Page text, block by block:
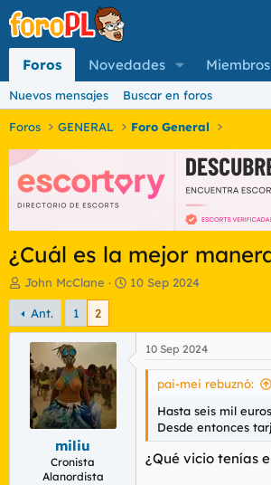
Foros Novedades Miembros
Nuevos mensajes Buscar en foros
Foros GENERAL Foro General
¿Cuál es la mejor
I
n
i
c
a
d
o
d
John McClane
F
h
d
10 Sep 2024
Ant. 1 2
miliu
Cronista
Alanordista
10 Sep 2024
pai-mei rebuznó:
Hasta seis mil
Desde entonces
¿Qué vicio tenías